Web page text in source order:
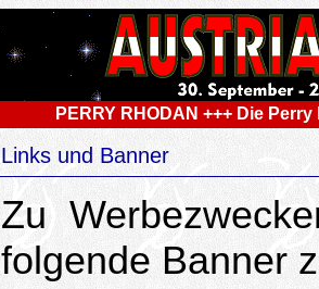
PERRY RHODAN +++ Die
Links und Banner
Zu
folgende Banner